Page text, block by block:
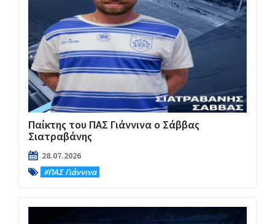
Παίκτης του ΠΑΣ Γιάννινα ο Σάββας
Σιατραβάνης
28.07.2026
#ΠΑΣ Γιάννινα